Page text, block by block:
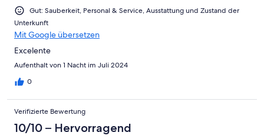
Gut: Sauberkeit, Personal & Service, Ausstattung und Zustand der
Unterkunft
Mit Google übersetzen
Excelente
Aufenthalt von 1 Nacht im Juli 2024
0
Verifizierte Bewertung
10/10 – Hervorragend